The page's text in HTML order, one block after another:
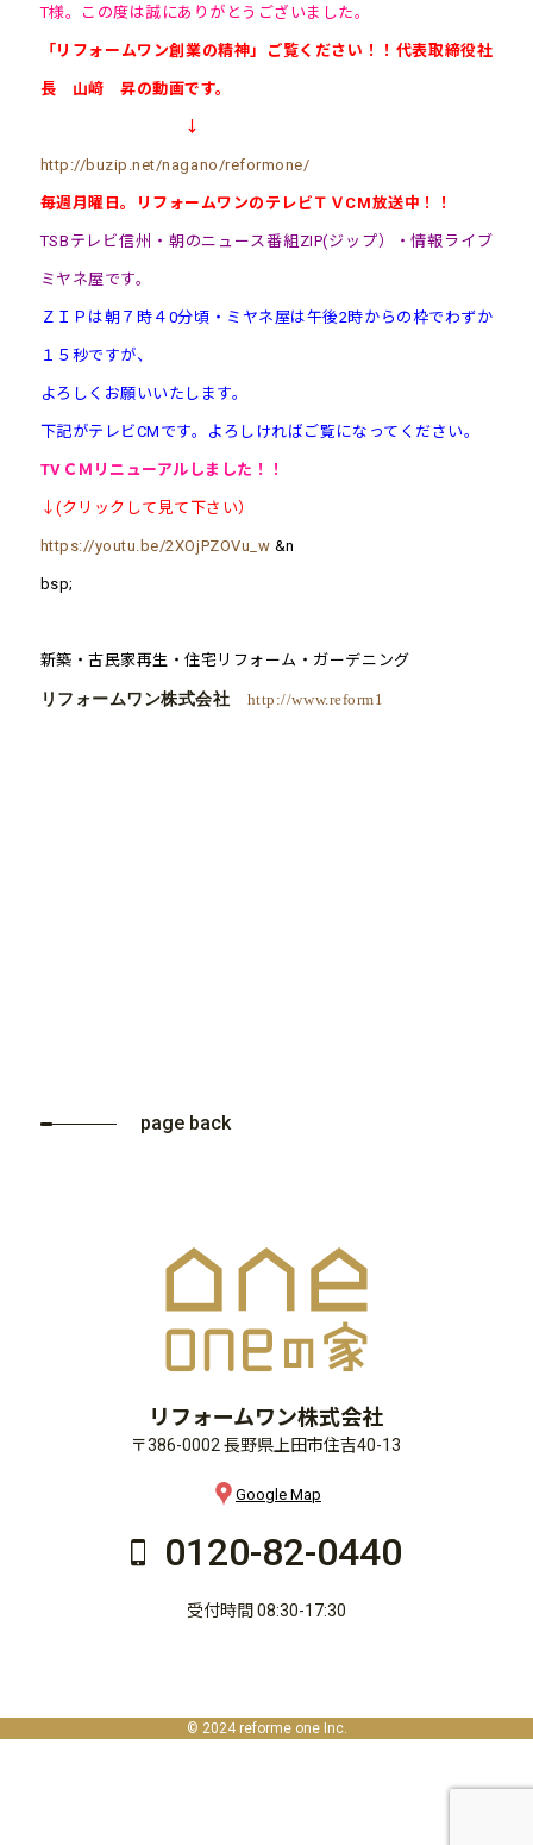
T様。この度は誠にありがとうございました。
「リフォームワン創業の精神」ご覧ください！！代表取締役社
長 山﨑 昇の動画です。
↓
http://buzip.net/nagano/reformone/
毎週月曜日。リフォームワンのテレビＴＶCM放送中！！
TSBテレビ信州・朝のニュース番組ZIP(ジップ）・情報ライブ
ミヤネ屋です。
ＺＩＰは朝７時４0分頃・ミヤネ屋は午後2時からの枠でわずか
１５秒ですが、
よろしくお願いいたします。
下記がテレビCMです。よろしければご覧になってください。
TVＣＭ リニューアル しました！！
↓(クリックして見て下さい）
https://youtu.be/2XOjPZOVu_w &n
bsp;
新築・古民家再生・住宅リフォーム・ガーデニング
リフォームワン株式会社 http://www.reform1
page back
リフォームワン株式会社
〒386-0002 長野県上田市住吉40-13
Google Map
0120-82-0440
受付時間 08:30-17:30
© 2024 reforme one Inc.